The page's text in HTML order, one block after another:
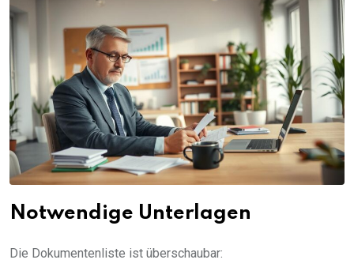
Notwendige Unterlagen
Die Dokumentenliste ist überschaubar: